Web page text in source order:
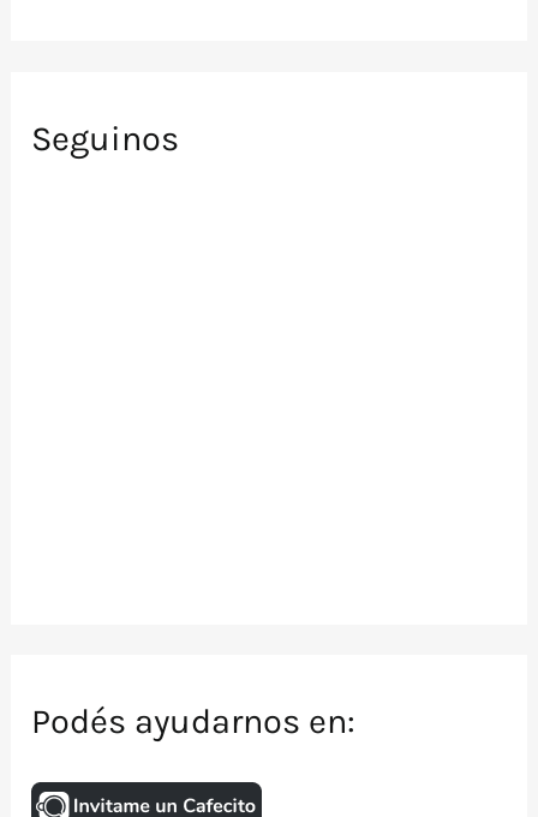
Seguinos
Podés ayudarnos en: